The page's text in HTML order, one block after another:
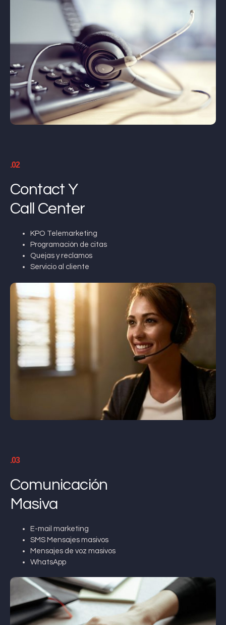
.02
Contact Y
Call Center
KPO Telemarketing
Programación de citas
Quejas y reclamos
Servicio al cliente
.03
Comunicación
Masiva
E-mail marketing
SMS Mensajes masivos
Mensajes de voz masivos
WhatsApp